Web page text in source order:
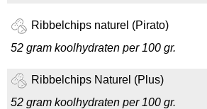
Ribbelchips naturel (Pirato)
52 gram koolhydraten per 100 gr.
Ribbelchips Naturel (Plus)
52 gram koolhydraten per 100 gr.